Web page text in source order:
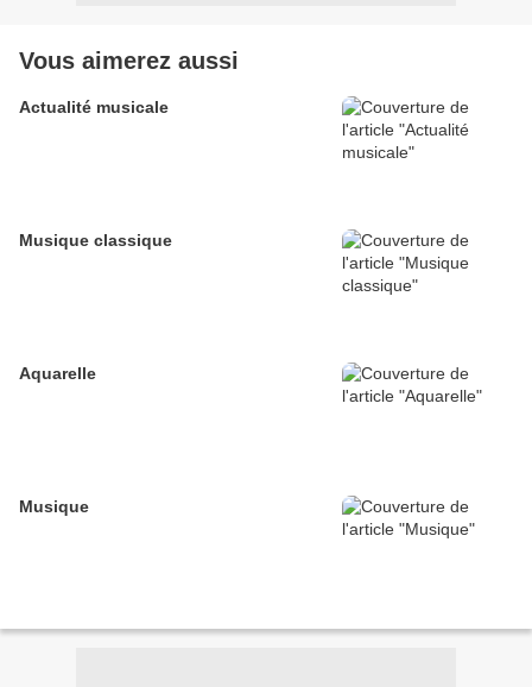
Vous aimerez aussi
Actualité musicale
Musique classique
Aquarelle
Musique